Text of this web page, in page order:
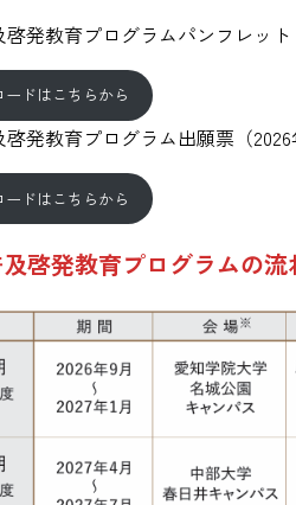
啓発教育プログラムパンフレット
ードはこちらから
発教育プログラム出願票（2026
ードはこちらから
及啓発教育プログラムの流